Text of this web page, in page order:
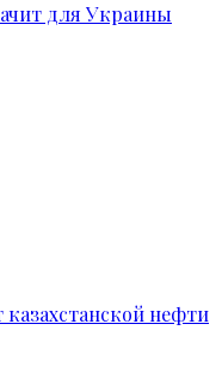
для Украины
нефти